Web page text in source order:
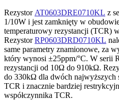
Rezystor AT0603DRE0710KL z
1/10W i jest zamknięty w
temperaturowy rezystancji (TCR)
RezystorRP0603DRD0710KL
same parametry znamionowe, za
który wynosi ±25ppm/°C. W serii
rezystancji od 10Ω do 910kΩ.
do 330kΩ dla dwóch najwyższych
TCR i znacznie bardziej
współczynnika TCR.